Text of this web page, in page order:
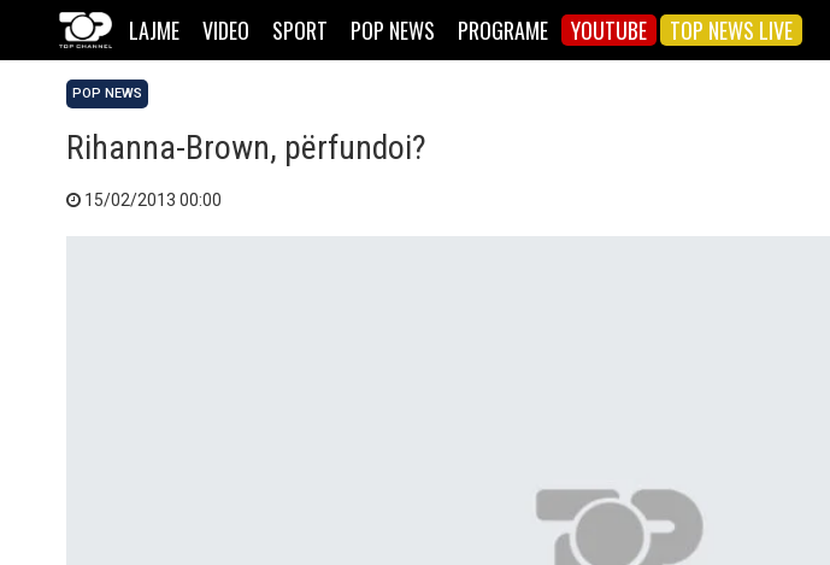
LAJME VIDEO SPORT POP NEWS PROGRAME YOUTUBE TOP NEWS LIVE
POP NEWS
Rihanna-Brown, përfundoi?
15/02/2013 00:00